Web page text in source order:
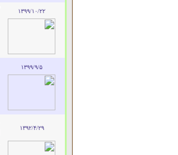
۱۳۹۹/۱۰/۲۲
۱۳۹۹/۹/۵
۱۳۹۲/۴/۲۹